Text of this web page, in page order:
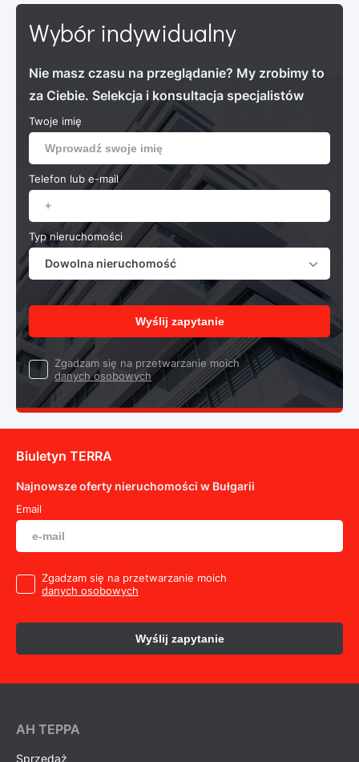
Wybór indywidualny
Nie masz czasu na przeglądanie? My zrobimy to
za Ciebie. Selekcja i konsultacja specjalistów
Twoje imię
Telefon lub e-mail
Typ nieruchomości
Dowolna nieruchomość
Wyślij zapytanie
Zgadzam się na przetwarzanie moich
danych osobowych
Biuletyn TERRA
Najnowsze oferty nieruchomości w Bułgarii
Email
Zgadzam się na przetwarzanie moich
danych osobowych
Wyślij zapytanie
AH ТEPPA
Sprzedaż